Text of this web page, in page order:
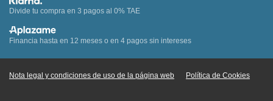
Divide tu compra en 3 pagos al 0% TAE
Financia hasta en 12 meses o en 4 pagos sin intereses
Nota legal y condiciones de uso de la página web Política de Cookies